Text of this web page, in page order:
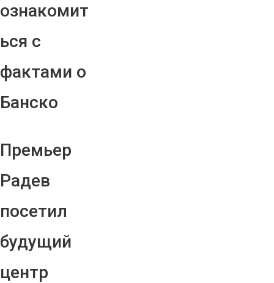
ознакомит
ься с
фактами о
Банско
Премьер
Радев
посетил
будущий
центр